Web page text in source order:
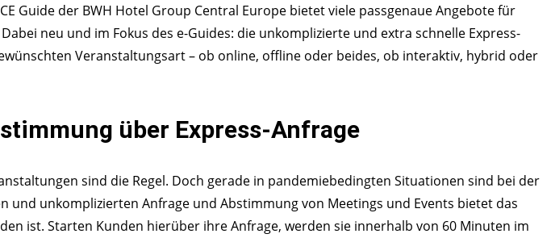
Guide der BWH Hotel Group Central Europe bietet viele passgenaue Angebote für
neu und im Fokus des e-Guides: die unkomplizierte und extra schnelle Express-
Veranstaltungsart – ob online, offline oder beides, ob interaktiv, hybrid oder
über Express-Anfrage
sind die Regel. Doch gerade in pandemiebedingten Situationen sind bei der
unkomplizierten Anfrage und Abstimmung von Meetings und Events bietet das
ist. Starten Kunden hierüber ihre Anfrage, werden sie innerhalb von 60 Minuten im